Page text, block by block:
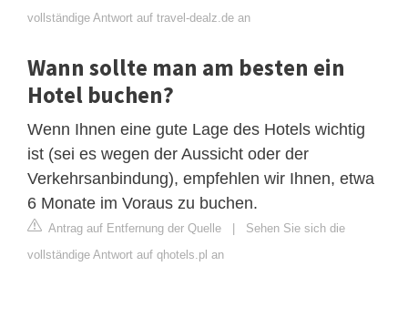
vollständige Antwort auf travel-dealz.de an
Wann sollte man am besten ein
Hotel buchen?
Wenn Ihnen eine gute Lage des Hotels wichtig
ist (sei es wegen der Aussicht oder der
Verkehrsanbindung), empfehlen wir Ihnen, etwa
6 Monate im Voraus zu buchen.
Antrag auf Entfernung der Quelle
Sehen Sie sich die
vollständige Antwort auf qhotels.pl an